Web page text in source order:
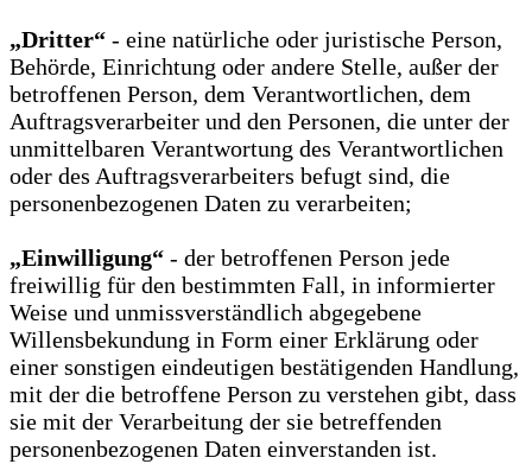
„Dritter“ - eine natürliche oder juristische Person,
Behörde, Einrichtung oder andere Stelle, außer der
betroffenen Person, dem Verantwortlichen, dem
Auftragsverarbeiter und den Personen, die unter der
unmittelbaren Verantwortung des Verantwortlichen
oder des Auftragsverarbeiters befugt sind, die
personenbezogenen Daten zu verarbeiten;
„Einwilligung“ - der betroffenen Person jede
freiwillig für den bestimmten Fall, in informierter
Weise und unmissverständlich abgegebene
Willensbekundung in Form einer Erklärung oder
einer sonstigen eindeutigen bestätigenden Handlung,
mit der die betroffene Person zu verstehen gibt, dass
sie mit der Verarbeitung der sie betreffenden
personenbezogenen Daten einverstanden ist.